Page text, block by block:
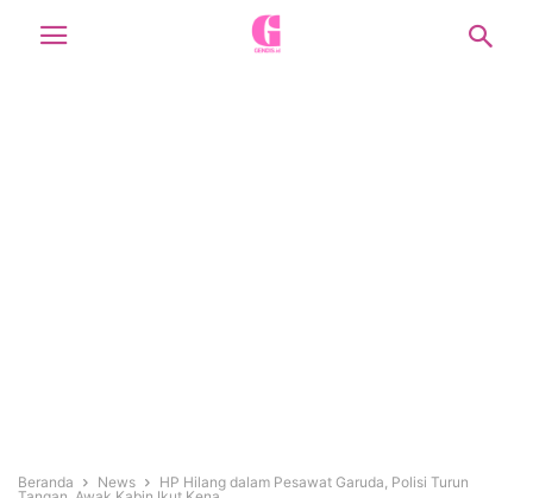
Beranda News
HP Hilang dalam Pesawat Garuda, Polisi Turun